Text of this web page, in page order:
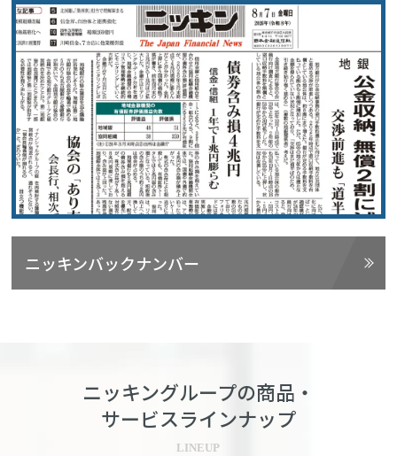
ニッキンバックナンバー
ニッキングループの商品・
サービスラインナップ
LINEUP